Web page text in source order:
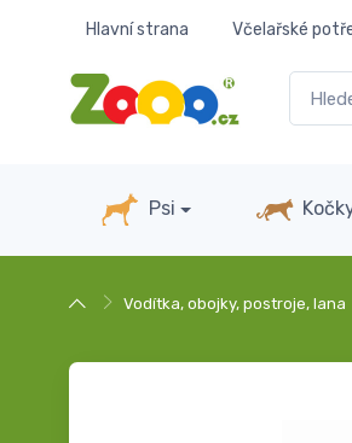
Hlavní strana Včelařské
Psi
Vodítka, obojky, postroje, lana